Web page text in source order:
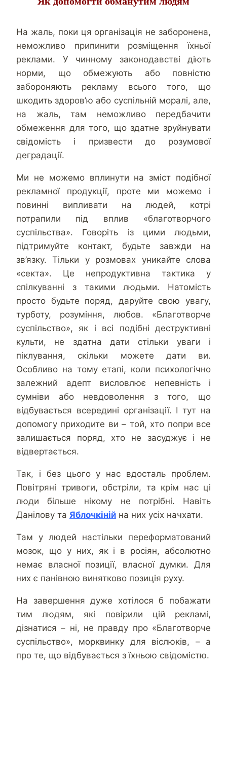
На жаль, поки ця організація не заборонена,
неможливо припинити розміщення їхньої
реклами. У чинному законодавстві діють
норми, що обмежують або повністю
забороняють рекламу всього того, що
шкодить здоров’ю або суспільній моралі, але,
на жаль, там неможливо передбачити
обмеження для того, що здатне зруйнувати
свідомість і призвести до розумової
деградації.
Ми не можемо вплинути на зміст подібної
рекламної продукції, проте ми можемо і
повинні випливати на людей, котрі
потрапили під вплив «благотворчого
суспільства». Говоріть із цими людьми,
підтримуйте контакт, будьте завжди на
зв’язку. Тільки у розмовах уникайте слова
«секта». Це непродуктивна тактика у
спілкуванні з такими людьми. Натомість
просто будьте поряд, даруйте свою увагу,
турботу, розуміння, любов. «Благотворче
суспільство», як і всі подібні деструктивні
культи, не здатна дати стільки уваги і
піклування, скільки можете дати ви.
Особливо на тому етапі, коли психологічно
залежний адепт висловлює непевність і
сумніви або невдоволення з того, що
відбувається всередині організації. І тут на
допомогу приходите ви – той, хто попри все
залишається поряд, хто не засуджує і не
відвертається.
Так, і без цього у нас вдосталь проблем.
Повітряні тривоги, обстріли, та крім нас ці
люди більше нікому не потрібні. Навіть
Данілову та Яблочкіній на них усіх начхати.
Там у людей настільки переформатований
мозок, що у них, як і в росіян, абсолютно
немає власної позиції, власної думки. Для
них є панівною винятково позиція руху.
На завершення дуже хотілося б побажати
тим людям, які повірили цій рекламі,
дізнатися – ні, не правду про «Благотворче
суспільство», морквинку для віслюків, – а
про те, що відбувається з їхньою свідомістю.